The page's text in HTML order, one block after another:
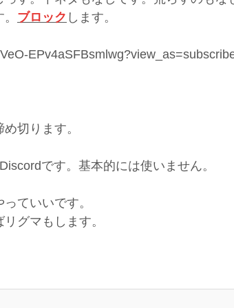
ブロック します
切ります。
です。基本的には使いません。
ていいです。
グマもします。